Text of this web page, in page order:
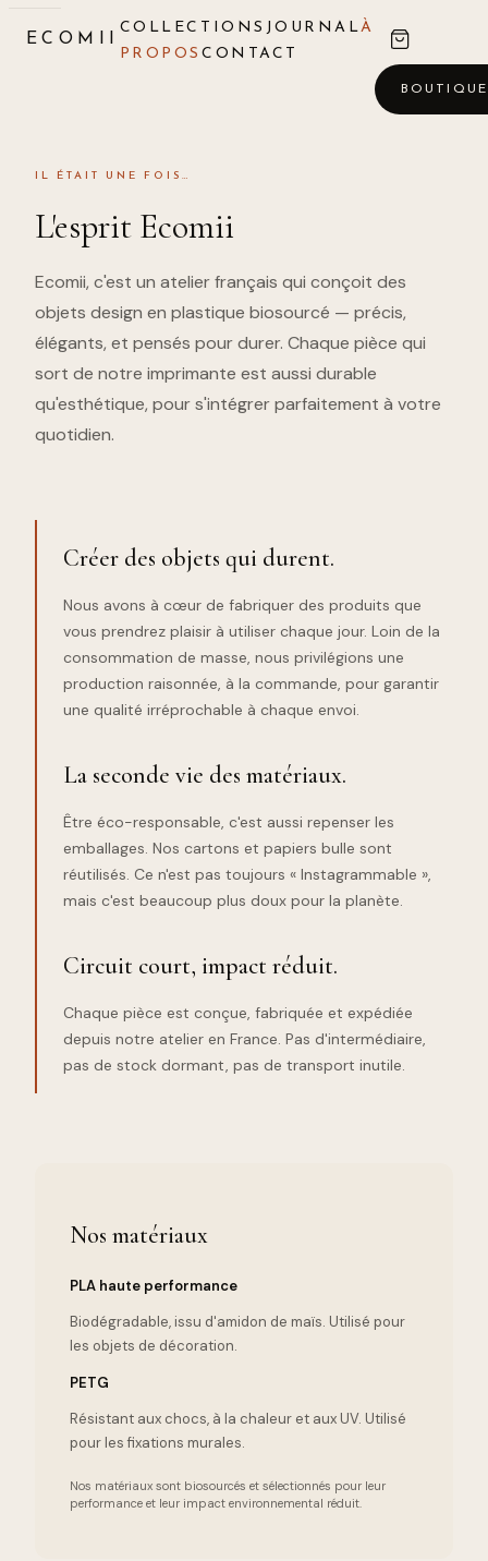
ECOMII
COLLECTIONS JOURNALÀ
PROPOSCONTACT
BOUTIQUE
IL ÉTAIT UNE FOIS…
L'esprit Ecomii
Ecomii, c'est un atelier français qui conçoit des
objets design en plastique biosourcé — précis,
élégants, et pensés pour durer. Chaque pièce qui
sort de notre imprimante est aussi durable
qu'esthétique, pour s'intégrer parfaitement à votre
quotidien.
Créer des objets qui durent.
Nous avons à cœur de fabriquer des produits que
vous prendrez plaisir à utiliser chaque jour. Loin de la
consommation de masse, nous privilégions une
production raisonnée, à la commande, pour garantir
une qualité irréprochable à chaque envoi.
La seconde vie des matériaux.
Être éco-responsable, c'est aussi repenser les
emballages. Nos cartons et papiers bulle sont
réutilisés. Ce n'est pas toujours « Instagrammable »,
mais c'est beaucoup plus doux pour la planète.
Circuit court, impact réduit.
Chaque pièce est conçue, fabriquée et expédiée
depuis notre atelier en France. Pas d'intermédiaire,
pas de stock dormant, pas de transport inutile.
Nos matériaux
PLA haute performance
Biodégradable, issu d'amidon de maïs. Utilisé pour
les objets de décoration.
PETG
Résistant aux chocs, à la chaleur et aux UV. Utilisé
pour les fixations murales.
Nos matériaux sont biosourcés et sélectionnés pour leur
performance et leur impact environnemental réduit.